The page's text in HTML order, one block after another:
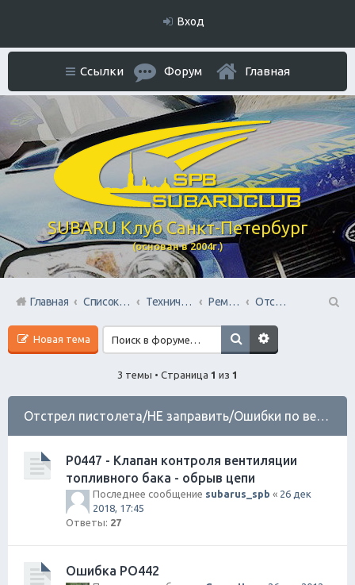
Вход
SUBARU Клуб Санкт-Петербург
(основан в 2004г.)
Ссылки Форум Главная
Главная Список форумов Технический раздел Ремонт / Обслуживание и обмен опытом
Отстрел пистолета/НЕ заправить/Ошибки по вентиляции Бензо Бака
Новая тема
3 темы • Страница 1 из 1
Отстрел пистолета/НЕ заправить/Ошибки по вентиляции Бензо Бака
P0447 - Клапан контроля вентиляции
топливного бака - обрыв цепи
Последнее сообщение subarus_spb « 26 дек
2018, 17:45
Ответы: 27
Ошибка РО442